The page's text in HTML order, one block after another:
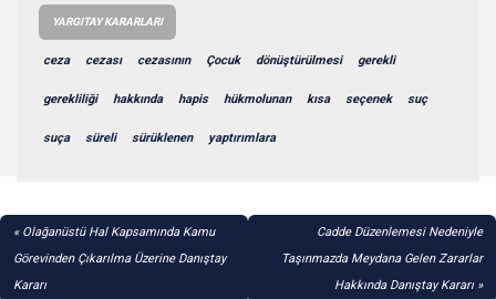
YARGITAY KARARLARI
ceza cezası cezasının Çocuk dönüştürülmesi gerekli
gerekliliği hakkında hapis hükmolunan kısa seçenek suç
suça süreli sürüklenen yaptırımlara
YAZI
GEZINMESI
Olağanüstü Hal Kapsamında Kamu
Görevinden Çıkarılma Üzerine Danıştay
Kararı
Cadde Düzenlemesi Nedeniyle
Taşınmazda Meydana Gelen Zararlar
Hakkında Danıştay Kararı